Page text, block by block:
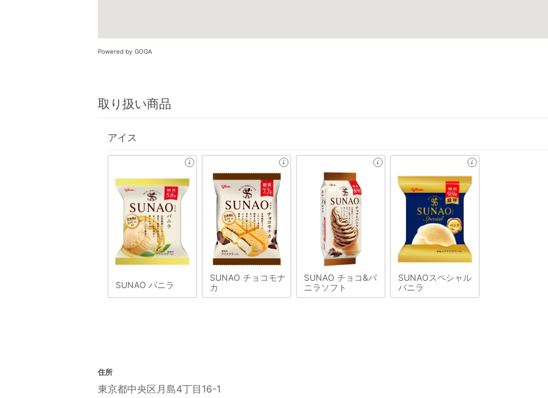
Powered by GOGA
取り扱い商品
アイス
SUNAO バニラ
SUNAO チョコモナ
カ
SUNAO チョコ&バ
ニラソフト
SUNAOスペシャル
バニラ
住所
東京都中央区月島4丁目16-1